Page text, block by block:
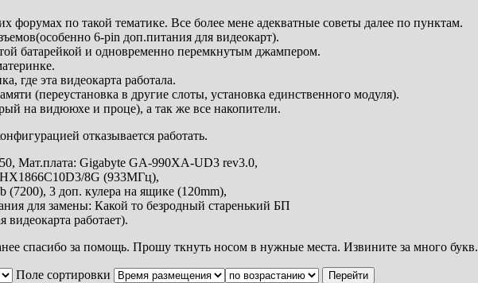
по такой тематике. Все более мене адекватные советы далее по пунктам.
6-pin доп.питания для видеокарт).
батарейкой и одновременно перемкнутым джампером.
где эта видеокарта работала.
(переустановка в другие слоты, установка единственного модуля).
на видююхе и проце), а так же все накопители.
отказывается работать.
Мат.плата: Gigabyte GA-990XA-UD3 rev3.0,
8G (933МГц),
(7200), 3 доп. кулера на ящике (120mm),
для замены: Какой то безродный старенький БП
работает).
спасибо за помощь. Прошу ткнуть носом в нужные места. Извините за много букв.
Поле сортировки